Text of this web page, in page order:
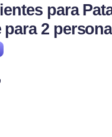
para
para2